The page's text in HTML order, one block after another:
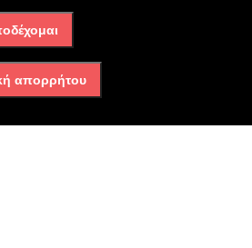
1ο
που
απορρήτου